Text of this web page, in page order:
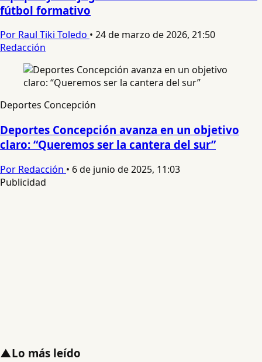
fútbol formativo
Por Raul Tiki Toledo • 24 de marzo de 2026, 21:50
Redacción
Deportes Concepción
Deportes Concepción avanza en un objetivo
claro: “Queremos ser la cantera del sur”
Por Redacción • 6 de junio de 2025, 11:03
Publicidad
▲Lo más leído